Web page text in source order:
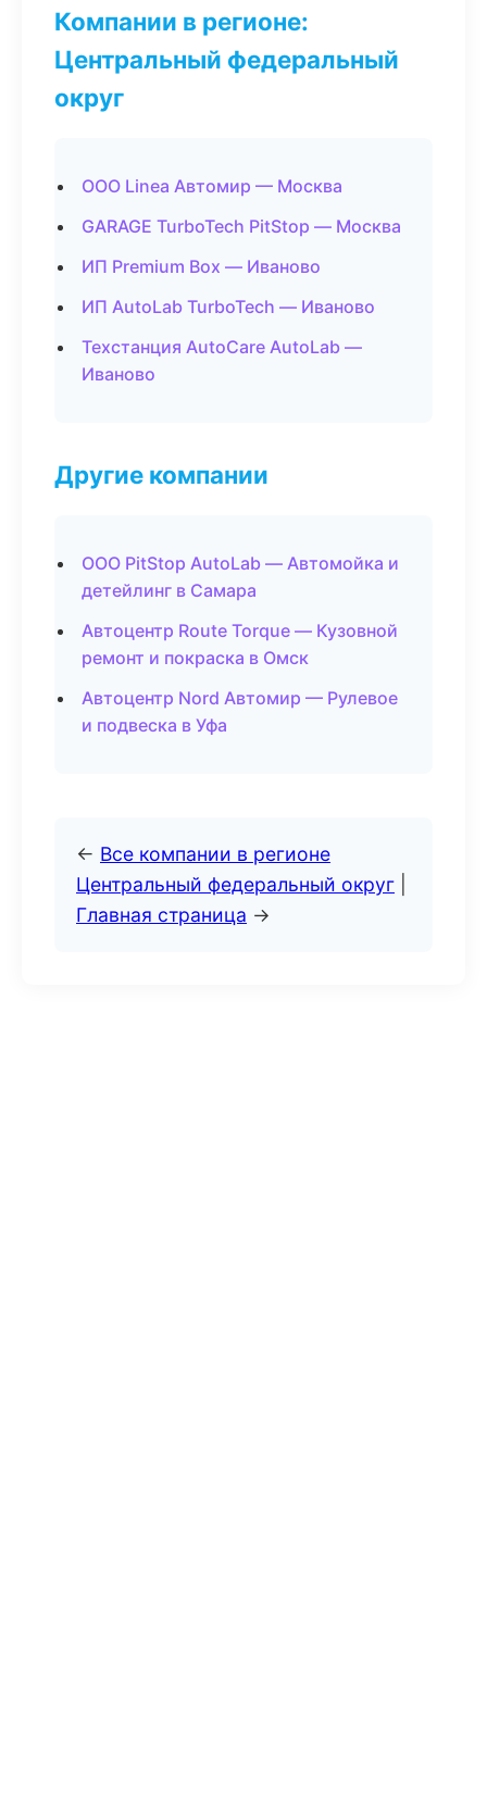
Компании в регионе:
Центральный федеральный
округ
ООО Linea Автомир — Москва
GARAGE TurboTech PitStop — Москва
ИП Premium Box — Иваново
ИП AutoLab TurboTech — Иваново
Техстанция AutoCare AutoLab —
Иваново
Другие компании
ООО PitStop AutoLab — Автомойка и
детейлинг в Самара
Автоцентр Route Torque — Кузовной
ремонт и покраска в Омск
Автоцентр Nord Автомир — Рулевое
и подвеска в Уфа
← Все компании в регионе
Центральный федеральный округ
Главная страница →